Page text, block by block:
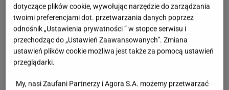
dotyczące plików cookie, wywołując narzędzie do zarządzania
twoimi preferencjami dot. przetwarzania danych poprzez
odnośnik „Ustawienia prywatności ” w stopce serwisu i
przechodząc do „Ustawień Zaawansowanych”. Zmiana
ustawień plików cookie możliwa jest także za pomocą ustawień
przeglądarki.
My, nasi Zaufani Partnerzy i Agora S.A. możemy przetwarzać